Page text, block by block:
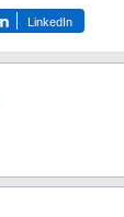
LinkedIn